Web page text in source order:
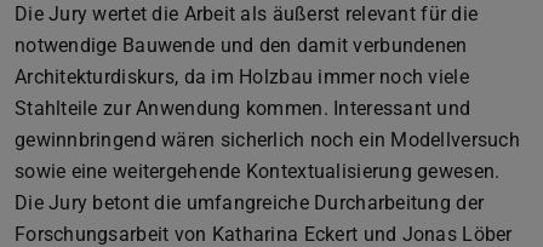
Die Jury wertet die Arbeit als äußerst relevant für die
notwendige Bauwende und den damit verbundenen
Architekturdiskurs, da im Holzbau immer noch viele
Stahlteile zur Anwendung kommen. Interessant und
gewinnbringend wären sicherlich noch ein Modellversuch
sowie eine weitergehende Kontextualisierung gewesen.
Die Jury betont die umfangreiche Durcharbeitung der
Forschungsarbeit von Katharina Eckert und Jonas Löber